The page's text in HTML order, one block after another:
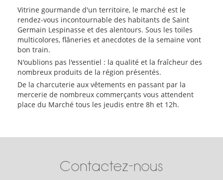
Vitrine gourmande d'un territoire, le marché est le
rendez-vous incontournable des habitants de Saint
Germain Lespinasse et des alentours. Sous les toiles
multicolores, flâneries et anecdotes de la semaine vont
bon train.
N'oublions pas l'essentiel : la qualité et la fraîcheur des
nombreux produits de la région présentés.
De la charcuterie aux vêtements en passant par la
mercerie de nombreux commerçants vous attendent
place du Marché tous les jeudis entre 8h et 12h.
Contactez-nous